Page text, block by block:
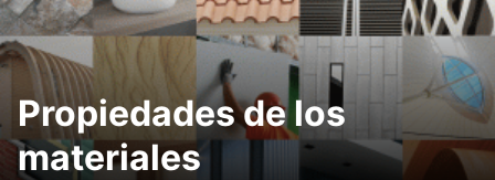
Propiedades de los
materiales